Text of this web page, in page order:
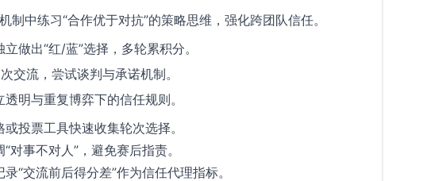
制中练习“合作优于对抗”的策略思维，强化跨团队信任。
做出“红/蓝”选择，多轮累积分。
交流，尝试谈判与承诺机制。
明与重复博弈下的信任规则。
投票工具快速收集轮次选择。
对事不对人”，避免赛后指责。
“交流前后得分差”作为信任代理指标。